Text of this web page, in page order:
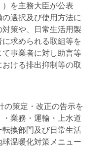
を主務大臣が公表
選択及び使用方法に
策や、日常生活用製
求められる取組等を
事業者に対し助言等
ける排出抑制等の取
の策定・改正の告示を
業務・運輸・上水道
換部門及び日常生活
温暖化対策メニュー